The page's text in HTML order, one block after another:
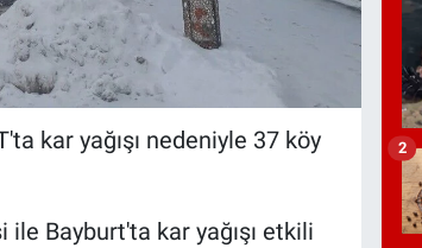
kar yağışı nedeniyle 37 köy
ile Bayburt'ta kar yağışı etkili
2